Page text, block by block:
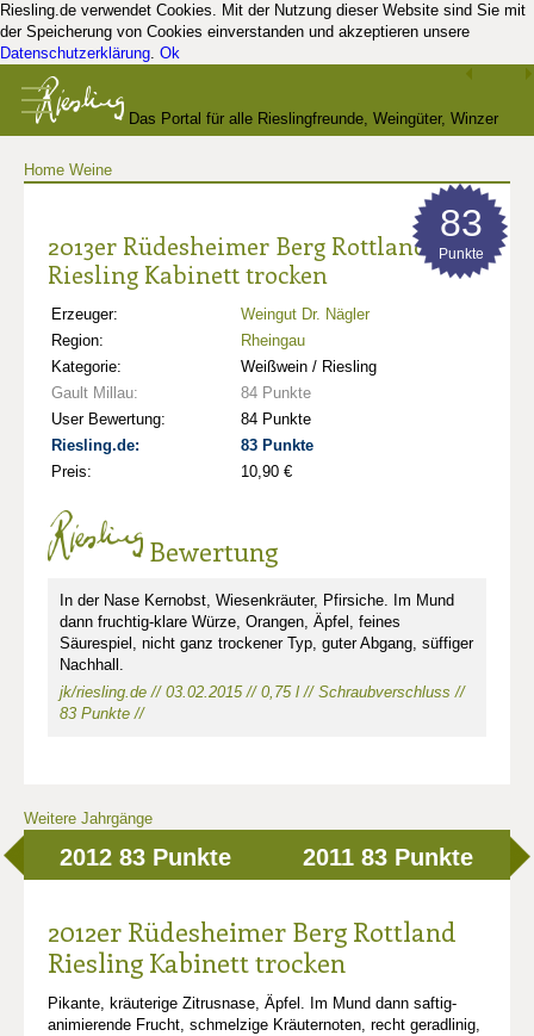
Riesling.de verwendet Cookies. Mit der Nutzung dieser Website sind Sie mit
der Speicherung von Cookies einverstanden und akzeptieren unsere
Datenschutzerklärung. Ok
Das Portal für alle Rieslingfreunde, Weingüter, Winzer
Home Weine
2013er Rüdesheimer Berg Rottland
Riesling Kabinett trocken
Erzeuger:
Weingut Dr. Nägler
Region:
Rheingau
Kategorie:
Weißwein / Riesling
Gault Millau:
84 Punkte
User Bewertung:
84 Punkte
Riesling.de:
83 Punkte
Preis:
10,90 €
83
Punkte
Bewertung
In der Nase Kernobst, Wiesenkräuter, Pfirsiche. Im Mund
dann fruchtig-klare Würze, Orangen, Äpfel, feines
Säurespiel, nicht ganz trockener Typ, guter Abgang, süffiger
Nachhall.
jk/riesling.de // 03.02.2015 // 0,75 l // Schraubverschluss //
83 Punkte //
Weitere Jahrgänge
2012 83 Punkte 2011 83 Punkte
2012er Rüdesheimer Berg Rottland
Riesling Kabinett trocken
Pikante, kräuterige Zitrusnase, Äpfel. Im Mund dann saftig-
animierende Frucht, schmelzige Kräuternoten, recht geradlinig,